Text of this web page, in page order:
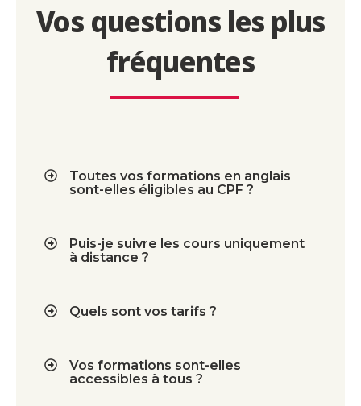
Vos questions les plus
fréquentes
Toutes vos formations en anglais
sont-elles éligibles au CPF ?
Puis-je suivre les cours uniquement
à distance ?
Quels sont vos tarifs ?
Vos formations sont-elles
accessibles à tous ?